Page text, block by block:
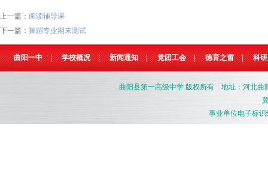
上一篇： 阅读辅导课
下一篇： 舞蹈专业期末测试
曲阳一中 | 学校概况 | 新闻通知 | 党团工会 | 德育之窗 | 科
曲阳县第一高级中学 版权所有 地址：河北曲
事业单位电子标识